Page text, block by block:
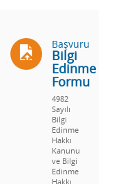
Başvuru
Bilgi
Edinme
Formu
4982
Sayılı
Bilgi
Edinme
Hakkı
Kanunu
ve Bilgi
Edinme
Hakkı